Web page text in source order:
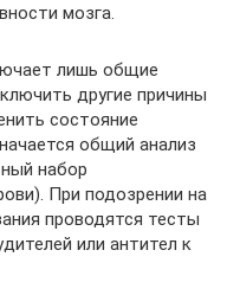
мозга.
лишь общие
другие причины
состояние
общий анализ
набор
При подозрении на
проводятся тесты
или антител к